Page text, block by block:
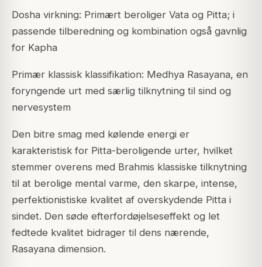
Dosha virkning: Primært beroliger Vata og Pitta; i
passende tilberedning og kombination også gavnlig
for Kapha
Primær klassisk klassifikation: Medhya Rasayana, en
foryngende urt med særlig tilknytning til sind og
nervesystem
Den bitre smag med kølende energi er
karakteristisk for Pitta-beroligende urter, hvilket
stemmer overens med Brahmis klassiske tilknytning
til at berolige mental varme, den skarpe, intense,
perfektionistiske kvalitet af overskydende Pitta i
sindet. Den søde efterfordøjelseseffekt og let
fedtede kvalitet bidrager til dens nærende,
Rasayana dimension.